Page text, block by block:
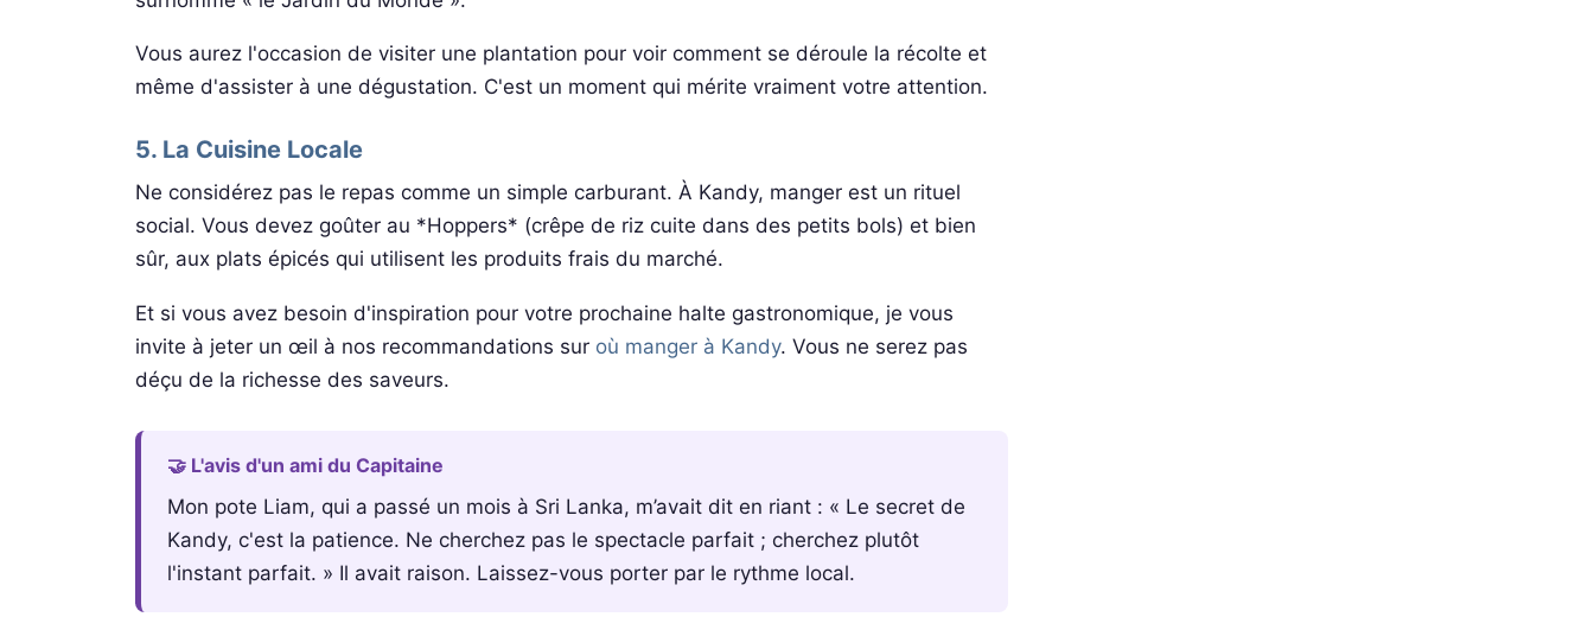
Vous aurez l'occasion de visiter une plantation pour voir comment se déroule la récolte et
même d'assister à une dégustation. C'est un moment qui mérite vraiment votre attention.
5. La Cuisine Locale
Ne considérez pas le repas comme un simple carburant. À Kandy, manger est un rituel
social. Vous devez goûter au *Hoppers* (crêpe de riz cuite dans des petits bols) et bien
sûr, aux plats épicés qui utilisent les produits frais du marché.
Et si vous avez besoin d'inspiration pour votre prochaine halte gastronomique, je vous
invite à jeter un œil à nos recommandations sur où manger à Kandy. Vous ne serez pas
déçu de la richesse des saveurs.
🤝 L'avis d'un ami du Capitaine
Mon pote Liam, qui a passé un mois à Sri Lanka, m’avait dit en riant : « Le secret de
Kandy, c'est la patience. Ne cherchez pas le spectacle parfait ; cherchez plutôt
l'instant parfait. » Il avait raison. Laissez-vous porter par le rythme local.